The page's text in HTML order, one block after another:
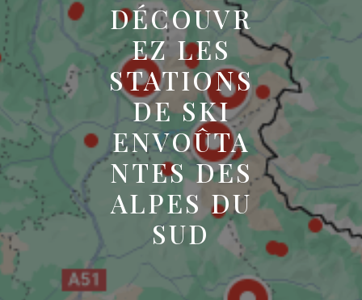
DÉCOUVR
EZ LES
STATIONS
DE SKI
ENVOÛTA
NTES DES
ALPES DU
SUD